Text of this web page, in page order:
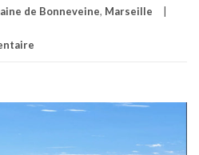
de Bonneveine, Marseille